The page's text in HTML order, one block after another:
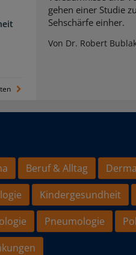
gehen einer Studie
Sehschärfe einher.
Von Dr. Robert
Beruf & Alltag
Kindergesundheit
Pneumologie